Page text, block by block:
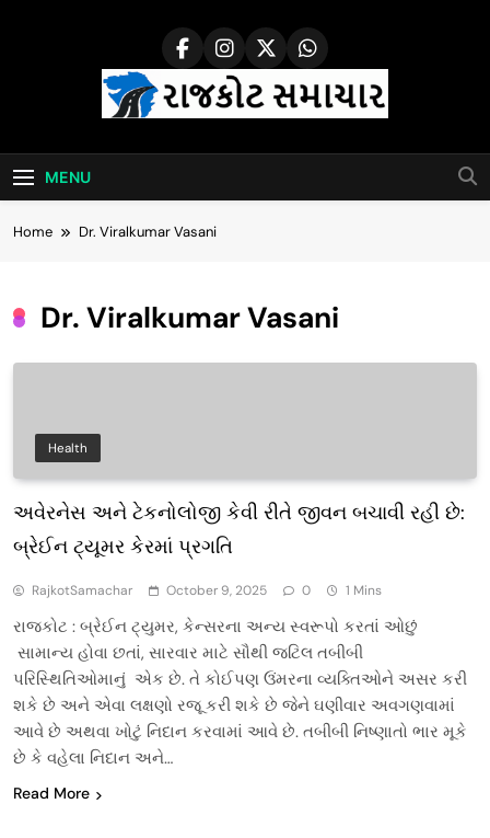
Rajkot Samachar
MENU
Home Dr. Viralkumar Vasani
Dr. Viralkumar Vasani
Health
અવેરનેસ અને ટેકનોલોજી કેવી રીતે જીવન બચાવી રહી છે:
બ્રેઈન ટ્યૂમર કેરમાં પ્રગતિ
RajkotSamachar October 9, 2025 0 1 Mins
રાજકોટ : બ્રેઈન ટ્યુમર, કેન્સરના અન્ય સ્વરૂપો કરતાં ઓછું
સામાન્ય હોવા છતાં, સારવાર માટે સૌથી જટિલ તબીબી
પરિસ્થિતિઓમાનું એક છે. તે કોઈપણ ઉંમરના વ્યક્તિઓને અસર કરી
શકે છે અને એવા લક્ષણો રજૂ કરી શકે છે જેને ઘણીવાર અવગણવામાં
આવે છે અથવા ખોટું નિદાન કરવામાં આવે છે. તબીબી નિષ્ણાતો ભાર મૂકે
છે કે વહેલા નિદાન અને…
Read More